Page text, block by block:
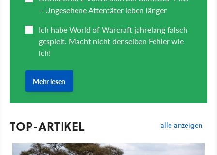
TOP-ARTIKEL alle anzeigen